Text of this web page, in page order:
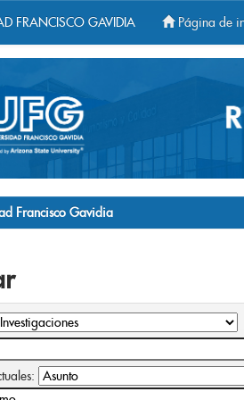
FRANCISCO GAVIDIA Página de
Francisco Gavidia